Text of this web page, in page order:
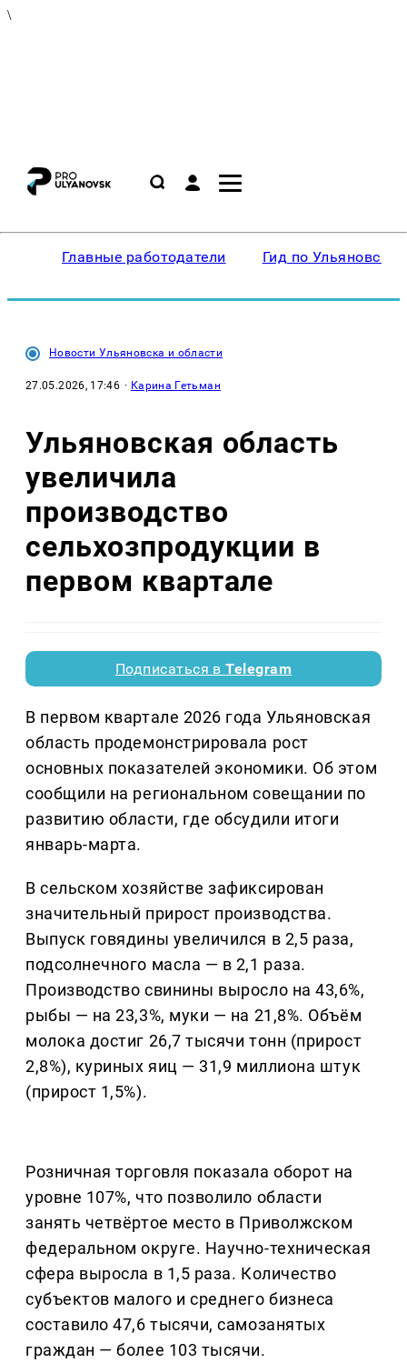
\
Главные работодатели Гид по Ульяновску
Новости Ульяновска и области
27.05.2026, 17:46 · Карина Гетьман
Ульяновская область
увеличила
производство
сельхозпродукции в
первом квартале
Подписаться вTelegram
В первом квартале 2026 года Ульяновская
область продемонстрировала рост
основных показателей экономики. Об этом
сообщили на региональном совещании по
развитию области, где обсудили итоги
январь-марта.
В сельском хозяйстве зафиксирован
значительный прирост производства.
Выпуск говядины увеличился в 2,5 раза,
подсолнечного масла — в 2,1 раза.
Производство свинины выросло на 43,6%,
рыбы — на 23,3%, муки — на 21,8%. Объём
молока достиг 26,7 тысячи тонн (прирост
2,8%), куриных яиц — 31,9 миллиона штук
(прирост 1,5%).
Розничная торговля показала оборот на
уровне 107%, что позволило области
занять четвёртое место в Приволжском
федеральном округе. Научно-техническая
сфера выросла в 1,5 раза. Количество
субъектов малого и среднего бизнеса
составило 47,6 тысячи, самозанятых
граждан — более 103 тысячи.